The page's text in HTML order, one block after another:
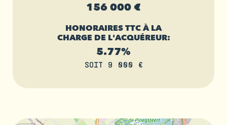
156 000 €
HONORAIRES TTC À LA
CHARGE DE L'ACQUÉREUR:
5.77%
SOIT 9 000 €